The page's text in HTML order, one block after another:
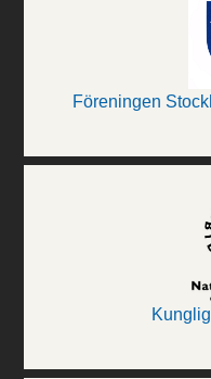
Föreningen